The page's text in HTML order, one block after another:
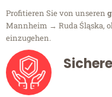
Profitieren Sie von unseren
Mannheim → Ruda Śląska,
einzugehen.